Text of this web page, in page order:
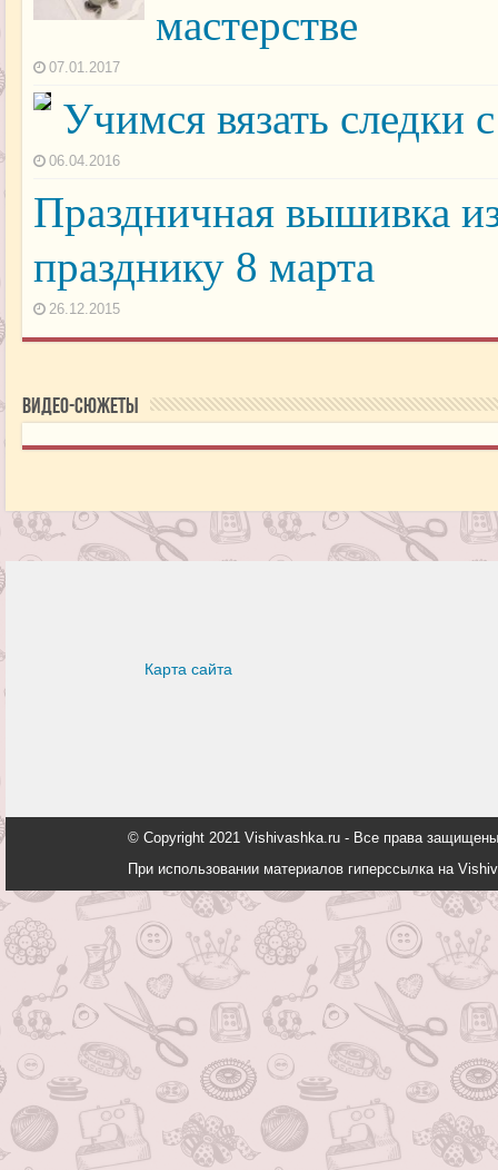
мастерстве
07.01.2017
Учимся вязать
06.04.2016
Праздничная вышивка
празднику 8 марта
26.12.2015
Видео-сюжеты
Карта сайта
© Copyright 2021 Vishivashka.ru - Все права
При использовании материалов гиперссылка на